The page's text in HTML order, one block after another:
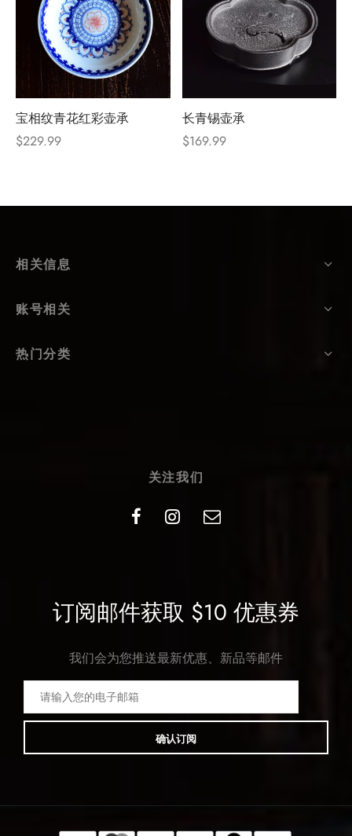
宝相纹青花红彩壶承
$229.99
长青锡壶承
$169.99
相关信息
账号相关
热门分类
关注我们
订阅邮件获取 $10 优惠券
我们会为您推送最新优惠、新品等邮件
确认订阅